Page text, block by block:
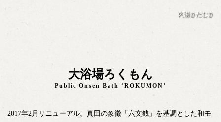
内湯きたむき
大浴場ろくもん
Public Onsen Bath ‘ROKUMON’
2017年2月リニューアル。真田の象徴「六文銭」を基調とした和モ